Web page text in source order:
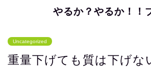
やるか？やるか！！
Uncategorized
重量下げても質は下げな